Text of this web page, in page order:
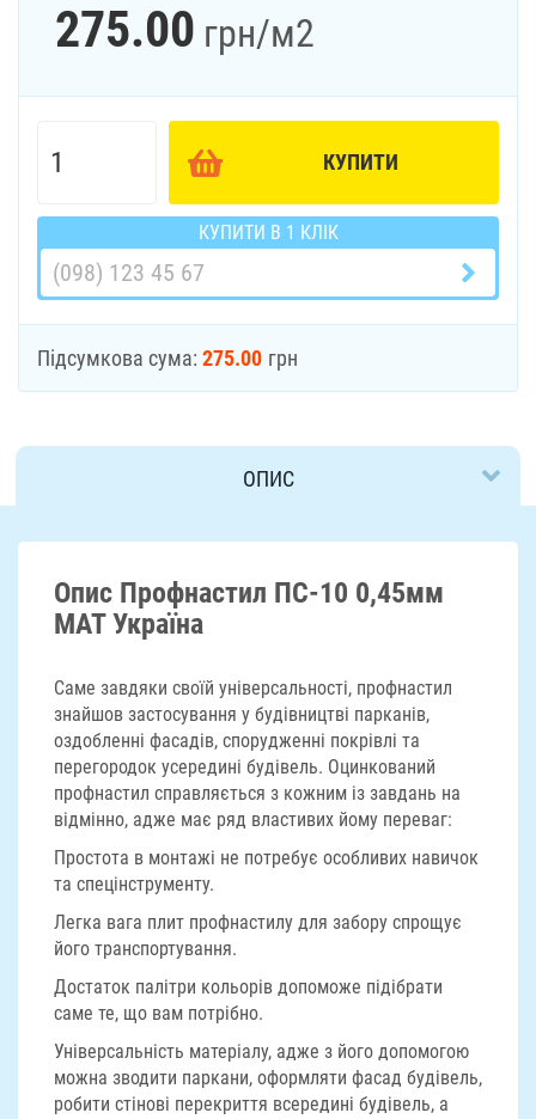
275.00 грн/м2
КУПИТИ
КУПИТИ В 1 КЛІК
Підсумкова сума: 275.00 грн
ОПИС
ДОСТАВКА
Опис Профнастил ПС-10 0,45мм
МАТ Україна
Саме завдяки своїй універсальності, профнастил
знайшов застосування у будівництві парканів,
оздобленні фасадів, спорудженні покрівлі та
перегородок усередині будівель. Оцинкований
профнастил справляється з кожним із завдань на
відмінно, адже має ряд властивих йому переваг:
Простота в монтажі не потребує особливих навичок
та спецінструменту.
Легка вага плит профнастилу для забору спрощує
його транспортування.
Достаток палітри кольорів допоможе підібрати
саме те, що вам потрібно.
Універсальність матеріалу, адже з його допомогою
можна зводити паркани, оформляти фасад будівель,
робити стінові перекриття всередині будівель, а